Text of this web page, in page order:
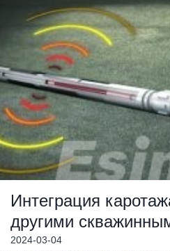
Интеграция
другими
2024-03-04